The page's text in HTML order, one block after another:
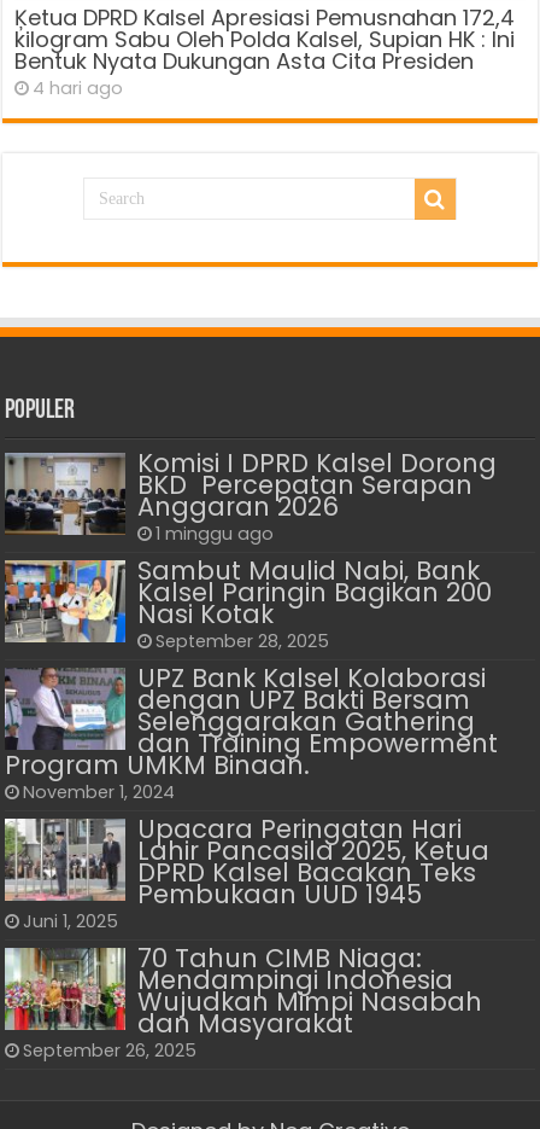
Ķetua DPRD Kalsel Apresiasi Pemusnahan 172,4
kilogram Sabu Oleh Polda Kalsel, Supian HK : Ini
Bentuk Nyata Dukungan Asta Cita Presiden
4 hari ago
Populer
Komisi I DPRD Kalsel Dorong
BKD Percepatan Serapan
Anggaran 2026
1 minggu ago
Sambut Maulid Nabi, Bank
Kalsel Paringin Bagikan 200
Nasi Kotak
September 28, 2025
UPZ Bank Kalsel Kolaborasi
dengan UPZ Bakti Bersam
Selenggarakan Gathering
dan Training Empowerment
Program UMKM Binaan.
November 1, 2024
Upacara Peringatan Hari
Lahir Pancasila 2025, Ketua
DPRD Kalsel Bacakan Teks
Pembukaan UUD 1945
Juni 1, 2025
70 Tahun CIMB Niaga:
Mendampingi Indonesia
Wujudkan Mimpi Nasabah
dan Masyarakat
September 26, 2025